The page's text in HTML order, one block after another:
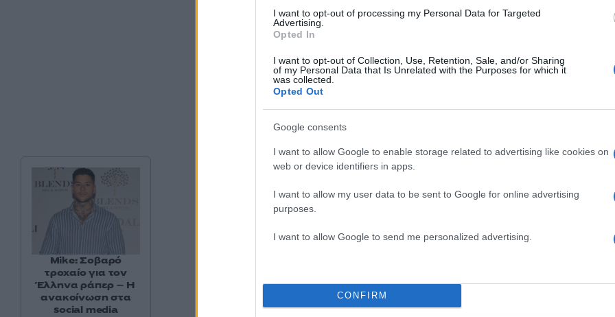
I want to opt-out of processing my Personal Data for Targeted
Advertising.
Opted In
I want to opt-out of Collection, Use, Retention, Sale, and/or Sharing
of my Personal Data that Is Unrelated with the Purposes for which it
was collected.
Opted Out
Google consents
I want to allow Google to enable storage related to advertising like cookies on
web or device identifiers in apps.
I want to allow my user data to be sent to Google for online advertising
purposes.
I want to allow Google to send me personalized advertising.
CONFIRM
Mike: Σοβαρό
τροχαίο για τον
Έλληνα ράπερ – Η
ανακοίνωση στα
social media